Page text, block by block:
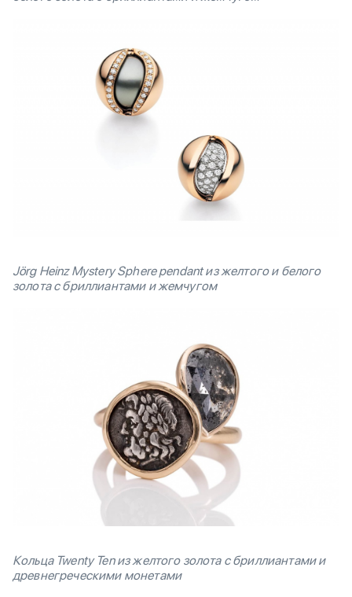
Jörg Heinz Mystery Sphere pendant из желтого и белого
золота с бриллиантами и жемчугом
Кольца Twenty Ten из желтого золота с бриллиантами и
древнегреческими монетами